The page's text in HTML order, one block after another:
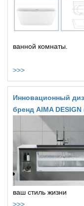
ванной комнаты.
>>>
Инновационный
бренд AIMA DESIGN
ваш стиль жизни
>>>